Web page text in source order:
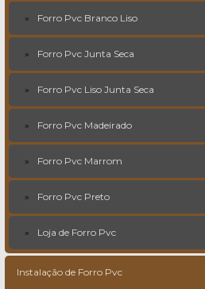
Forro Pvc Branco Liso
Forro Pvc Junta Seca
Forro Pvc Liso Junta Seca
Forro Pvc Madeirado
Forro Pvc Marrom
Forro Pvc Preto
Loja de Forro Pvc
Instalação de Forro Pvc